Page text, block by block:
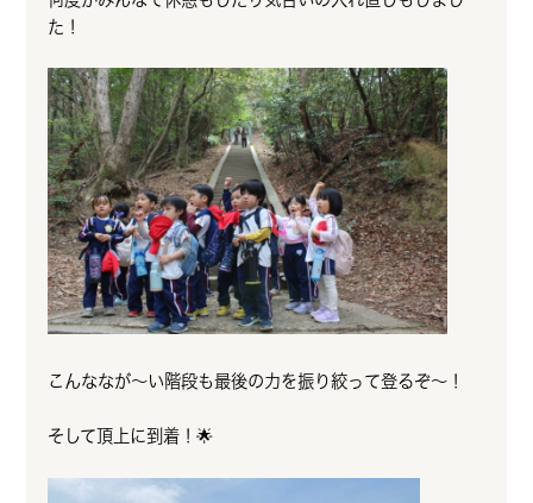
た！
こんななが～い階段も最後の力を振り絞って登るぞ～！
そして頂上に到着！🌟